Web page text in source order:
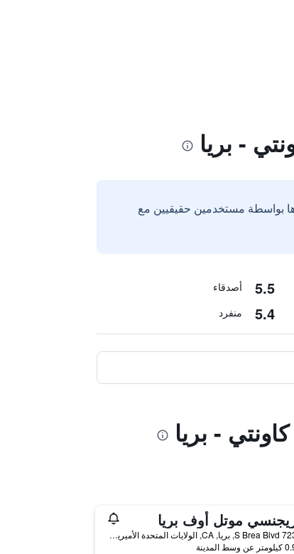
- بريا
بواسطة مستخدمين حقيقيين مع
5.5 أصدقاء
5.4 منفرد
- بريا
موتل أوف بريا
723 S Brea Blvd, بريا, CA, الولايات المتحدة الأميريكية
عن وسط المدينة